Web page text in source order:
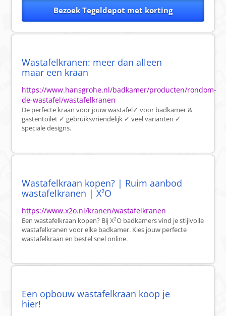
Bezoek Tegeldepot met korting
Wastafelkranen: meer dan alleen
maar een kraan
https://www.hansgrohe.nl/badkamer/producten/rondom-
de-wastafel/wastafelkranen
De perfecte kraan voor jouw wastafel✓ voor badkamer &
gastentoilet ✓ gebruiksvriendelijk ✓ veel varianten ✓
speciale designs.
Wastafelkraan kopen? | Ruim aanbod
wastafelkranen | X²O
https://www.x2o.nl/kranen/wastafelkranen
Een wastafelkraan kopen? Bij X²O badkamers vind je stijlvolle
wastafelkranen voor elke badkamer. Kies jouw perfecte
wastafelkraan en bestel snel online.
Een opbouw wastafelkraan koop je
hier!